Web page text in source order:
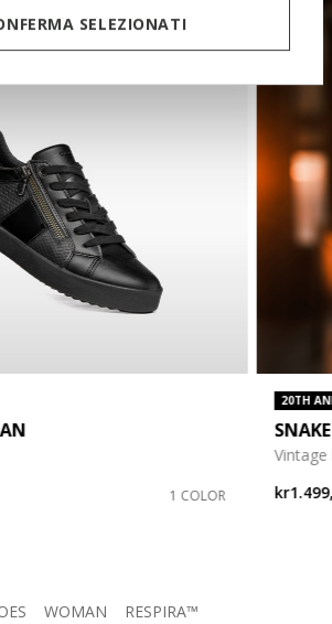
SELEZIONATI
WOMAN RESPIRA™
1 COLOR
20TH